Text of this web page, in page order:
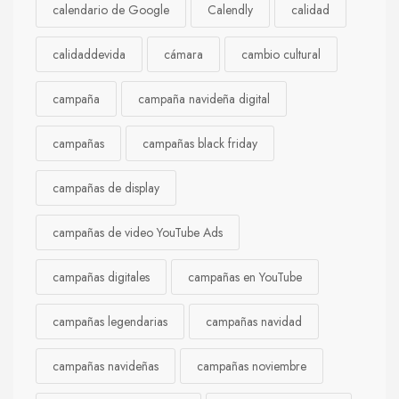
calendario de Google Calendly calidad
calidaddevida cámara cambio cultural
campaña campaña navideña digital
campañas campañas black friday
campañas de display
campañas de video YouTube Ads
campañas digitales campañas en YouTube
campañas legendarias campañas navidad
campañas navideñas campañas noviembre